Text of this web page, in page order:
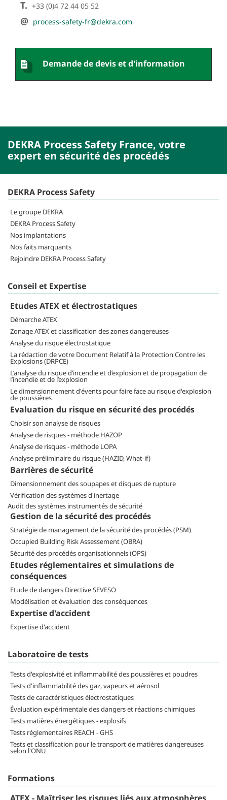
T. +33 (0)4 72 44 05 52
@ process-safety-fr@dekra.com
Demande de devis et d'information
DEKRA Process Safety France, votre
expert en sécurité des procédés
DEKRA Process Safety
Le groupe DEKRA
DEKRA Process Safety
Nos implantations
Nos faits marquants
Rejoindre DEKRA Process Safety
Conseil et Expertise
Etudes ATEX et électrostatiques
Démarche ATEX
Zonage ATEX et classification des zones dangereuses
Analyse du risque électrostatique
La rédaction de votre Document Relatif à la Protection Contre les
Explosions (DRPCE)
L’analyse du risque d’incendie et d’explosion et de propagation de
l’incendie et de l’explosion
Le dimensionnement d'évents pour faire face au risque d'explosion
de poussières
Evaluation du risque en sécurité des procédés
Choisir son analyse de risques
Analyse de risques - méthode HAZOP
Analyse de risques - méthode LOPA
Analyse préliminaire du risque (HAZID, What-if)
Barrières de sécurité
Dimensionnement des soupapes et disques de rupture
Vérification des systèmes d'inertage
Audit des systèmes instrumentés de sécurité
Gestion de la sécurité des procédés
Stratégie de management de la sécurité des procédés (PSM)
Occupied Building Risk Assessement (OBRA)
Sécurité des procédés organisationnels (OPS)
Etudes réglementaires et simulations de
conséquences
Etude de dangers Directive SEVESO
Modélisation et évaluation des conséquences
Expertise d'accident
Expertise d'accident
Laboratoire de tests
Tests d'explosivité et inflammabilité des poussières et poudres
Tests d'inflammabilité des gaz, vapeurs et aérosol
Tests de caractéristiques électrostatiques
Évaluation expérimentale des dangers et réactions chimiques
Tests matières énergétiques - explosifs
Tests réglementaires REACH - GHS
Tests et classification pour le transport de matières dangereuses
selon l'ONU
Formations